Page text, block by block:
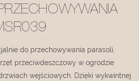
do przechowywania parasoli,
przeciwdeszczowy w ogrodzie
wejściowych. Dzięki wykwintnej